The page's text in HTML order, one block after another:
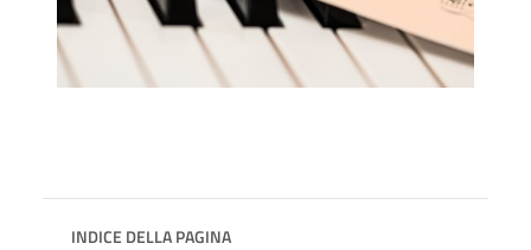
INDICE DELLA PAGINA